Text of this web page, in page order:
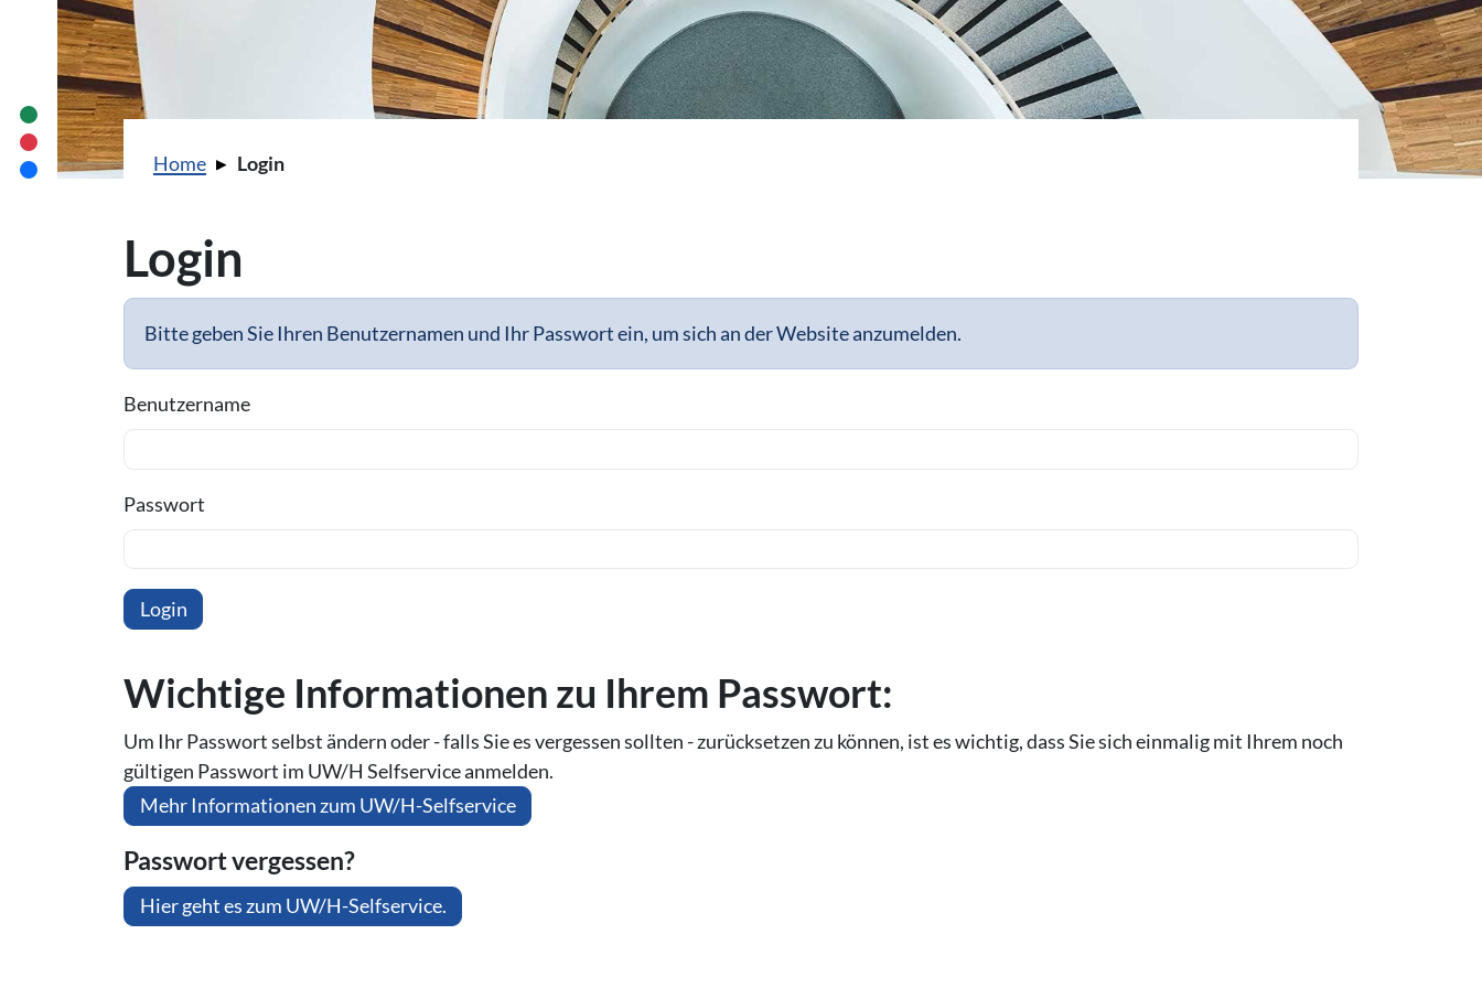
Sie sind hier:
Home Login
Login
Bitte geben Sie Ihren Benutzernamen und Ihr Passwort ein, um sich an der Website anzumelden.
Benutzername
Passwort
Wichtige In­for­ma­tio­nen zu Ihrem Passwort:
Um Ihr Passwort selbst ändern oder - falls Sie es vergessen sollten - zurücksetzen zu können, ist es wichtig, dass Sie sich einmalig mit Ihrem noch
gültigen Passwort im UW/H Selfservice anmelden.
Mehr Informationen zum UW/H-Selfservice
Passwort vergessen?
Hier geht es zum UW/H-Selfservice.